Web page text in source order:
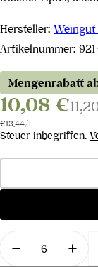
Hersteller:
Artikelnummer:
Mengenrabatt
10,08 €
Stückpreis
€13,44/pro
l
Steuer inbegriffen.
Menge
Menge für